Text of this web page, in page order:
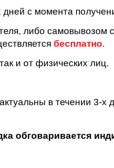
с момента
либо
бесплатно.
и от физических лиц.
в течении 3-х
обговаривается